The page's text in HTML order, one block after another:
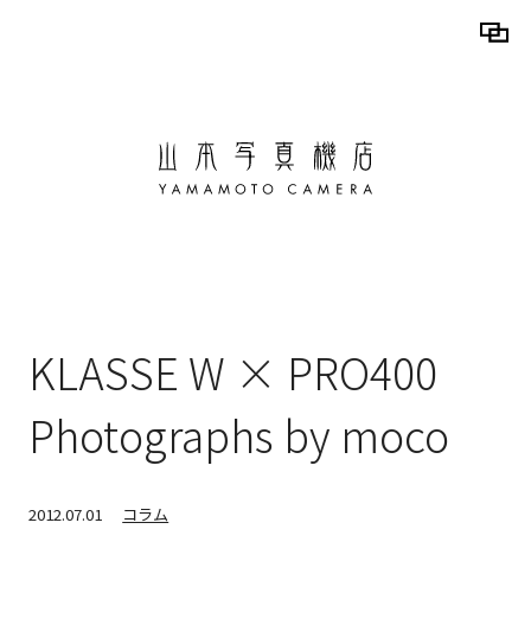
KLASSE W × PRO400
Photographs by moco
2012.07.01 コラム